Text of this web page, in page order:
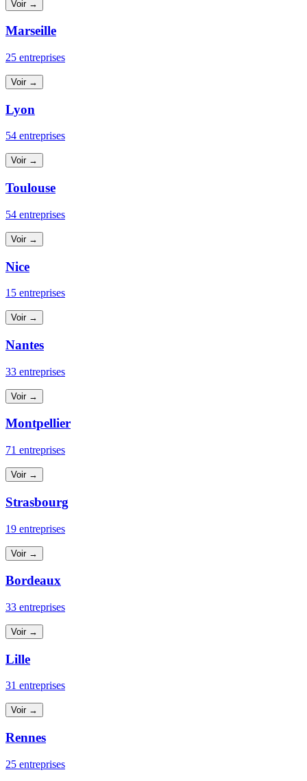
Voir →
Marseille
25 entreprises
Voir →
Lyon
54 entreprises
Voir →
Toulouse
54 entreprises
Voir →
Nice
15 entreprises
Voir →
Nantes
33 entreprises
Voir →
Montpellier
71 entreprises
Voir →
Strasbourg
19 entreprises
Voir →
Bordeaux
33 entreprises
Voir →
Lille
31 entreprises
Voir →
Rennes
25 entreprises